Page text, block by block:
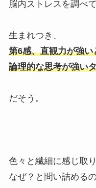
脳内ストレスを調べ
生まれつき、
第6感、直観力が強い
論理的な思考が強い
だそう。
色々と繊細に感じ取
なぜ？と問い詰めるの